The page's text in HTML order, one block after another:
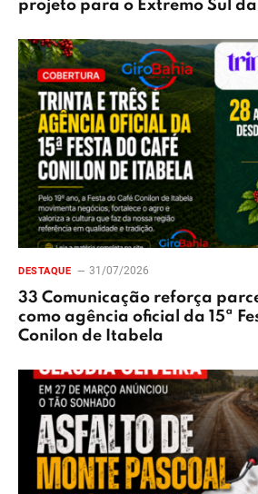
projeto para o Extremo Sul
DESTAQUE 31/07/2026
33 Comunicação reforça
como agência oficial da 15ª
Conilon de Itabela